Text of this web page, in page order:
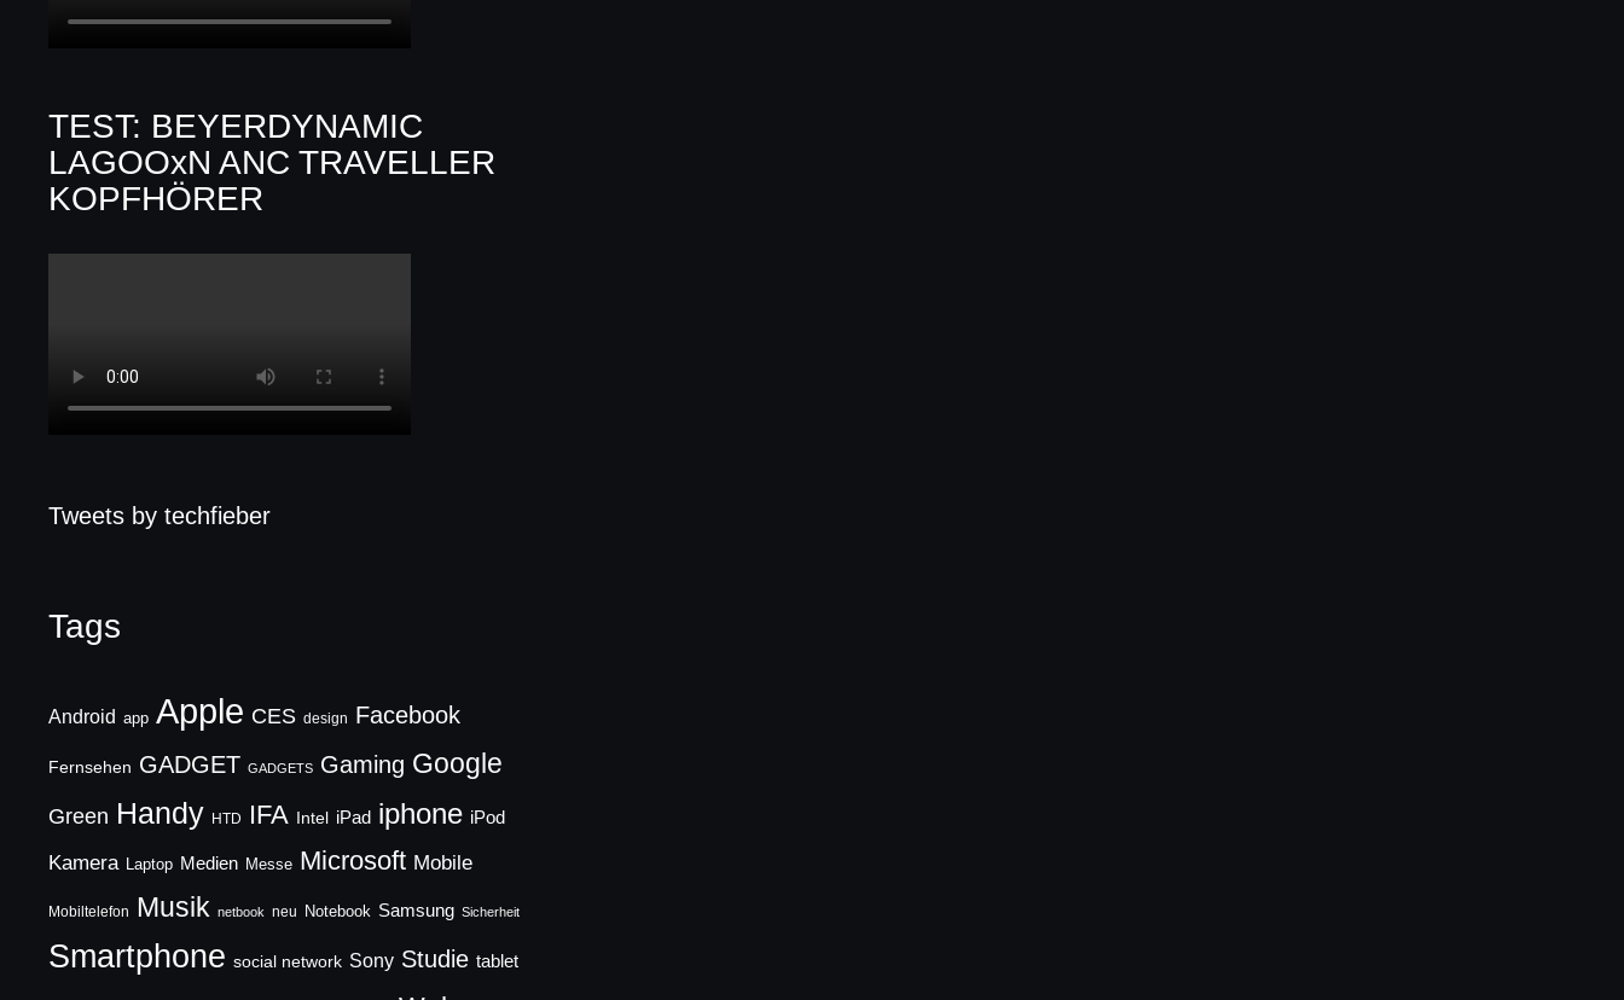
TEST: BEYERDYNAMIC
LAGOOxN ANC TRAVELLER
KOPFHÖRER
Tweets by techfieber
Tags
Android app Apple CES design Facebook
Fernsehen GADGET GADGETS Gaming Google
Green Handy HTD IFA Intel iPad iphone iPod
Kamera Laptop Medien Messe Microsoft Mobile
Mobiltelefon Musik netbook neu Notebook Samsung Sicherheit
Smartphone social network Sony Studie tablet